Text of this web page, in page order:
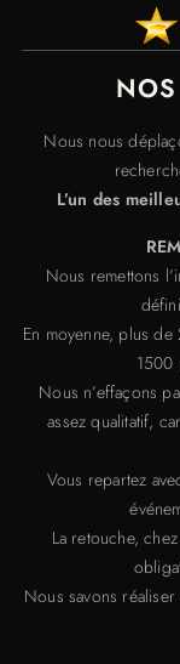
Nous nous
L’un des
Nous remettons
En moyenne, plus
1500
Nous n’effaçons
assez qualitatif,
Vous repartez
La retouche,
Nous savons